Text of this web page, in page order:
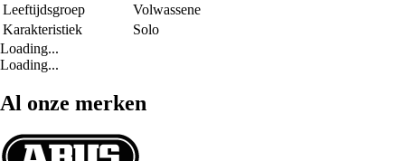
Leeftijdsgroep
Volwassene
Karakteristiek
Solo
Loading...
Loading...
Al onze merken